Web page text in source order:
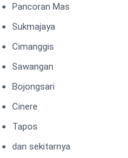
Pancoran Mas
Sukmajaya
Cimanggis
Sawangan
Bojongsari
Cinere
Tapos
dan sekitarnya